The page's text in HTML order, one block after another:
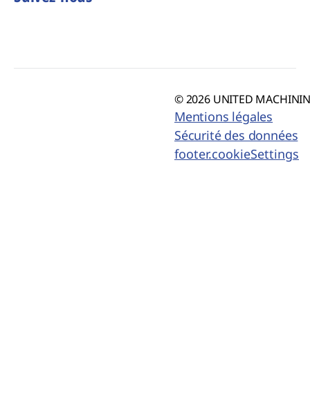
© 2026 UNITED
Mentions légales
Sécurité des données
footer.cookieSettings